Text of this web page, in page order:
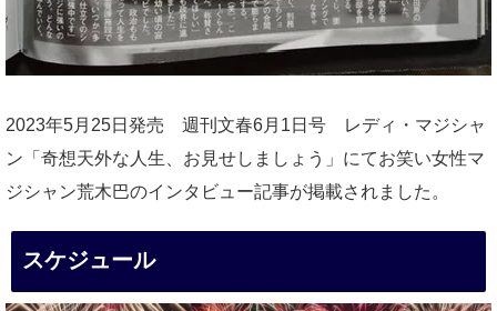
2023年5月25日発売 週刊文春6月1日号 レディ・マジシャ
ン「奇想天外な人生、お見せしましょう」にてお笑い女性マ
ジシャン荒木巴のインタビュー記事が掲載されました。
スケジュール